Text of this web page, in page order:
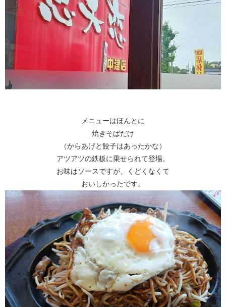
メニューはほんとに
焼きそばだけ
（からあげと餃子はあったかな）
アツアツの鉄板に乗せられて登場。
お味はソースですが、くどくなくて
おいしかったです。